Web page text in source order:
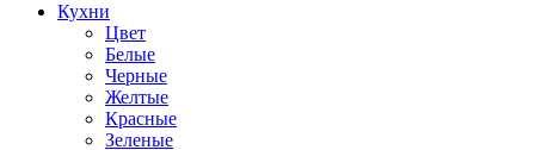
Кухни
Цвет
Белые
Черные
Желтые
Красные
Зеленые